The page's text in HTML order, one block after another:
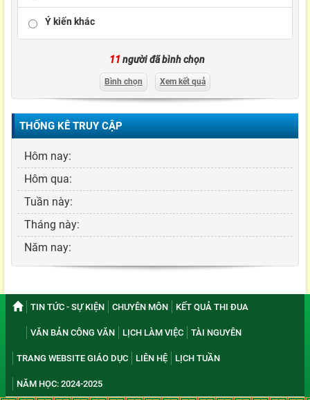
Ý kiến khác
11 người đã bình chọn
Bình chọn Xem kết quả
THỐNG KÊ TRUY CẬP
Hôm nay:
Hôm qua:
Tuần này:
Tháng này:
Năm nay:
TIN TỨC - SỰ KIỆN CHUYÊN MÔN KẾT QUẢ THI ĐUA
VĂN BẢN CÔNG VĂN LỊCH LÀM VIỆC TÀI NGUYÊN
TRANG WEBSITE GIÁO DỤC LIÊN HỆ LỊCH TUẦN
NĂM HỌC: 2024-2025